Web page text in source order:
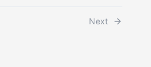
Next